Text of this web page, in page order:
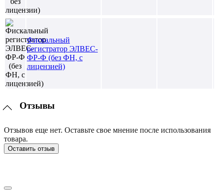
Фискальный
регистратор ЭЛВЕС-
ФР-Ф (без ФН, с
лицензией)
Отзывы
Отзывов еще нет. Оставьте свое мнение после использования
товара.
Оставить отзыв